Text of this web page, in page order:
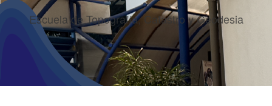
Escuela de Topografía, Catastro y Geodesia